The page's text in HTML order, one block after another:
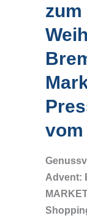
zum
vom
Advent: